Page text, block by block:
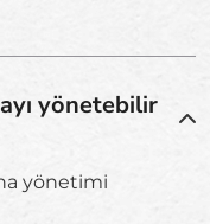
yönetebilir
yönetimi